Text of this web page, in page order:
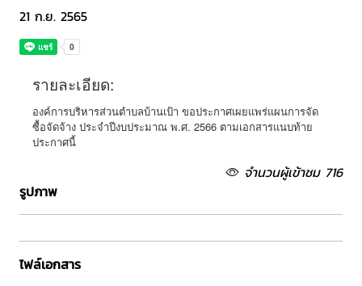
21 ก.ย. 2565
รายละเอียด:
องค์การบริหารส่วนตำบลบ้านเป้า ขอประกาศเผยแพร่แผนการจัด
ซื้อจัดจ้าง ประจำปีงบประมาณ พ.ศ. 2566 ตามเอกสารแนบท้าย
ประกาศนี้
จำนวนผู้เข้าชม 716
รูปภาพ
ไฟล์เอกสาร